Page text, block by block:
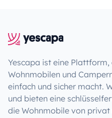
Yescapa ist eine
Wohnmobilen und
einfach und sicher macht.
und bieten eine
die Wohnmobile von